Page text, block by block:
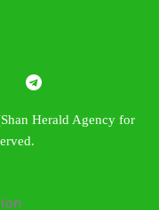
Herald Agency for